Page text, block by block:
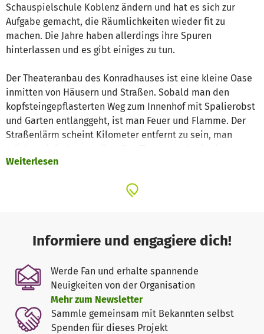
Schauspielschule Koblenz ändern und hat es sich zur
Aufgabe gemacht, die Räumlichkeiten wieder fit zu
machen. Die Jahre haben allerdings ihre Spuren
hinterlassen und es gibt einiges zu tun.
Der Theateranbau des Konradhauses ist eine kleine Oase
inmitten von Häusern und Straßen. Sobald man den
kopfsteingepflasterten Weg zum Innenhof mit Spalierobst
und Garten entlanggeht, ist man Feuer und Flamme. Der
Straßenlärm scheint Kilometer entfernt zu sein, man
Klostermauer aus dem 17. Jahundert hat einen ganz
Koblenz bei diesem Projekt, damit das Theater im
Konradhaus wieder mit Leben gefüllt wird . Es soll eine
Einrichtung für Kunst und Kultur entstehen mit
Workshops, Schauspielgruppen für Kinder und
Jugendliche, Schauspielausbildung mit staatlicher
Anerkennung, Vorsprechtraining, Theaterinszenierungen,
Lesungen, Konzerten, Ausstellungen usw.
Weiterlesen
Informiere und engagiere dich!
Werde Fan und erhalte spannende
Neuigkeiten von der Organisation
Mehr zum Newsletter
Sammle gemeinsam mit Bekannten selbst
Spenden für dieses Projekt